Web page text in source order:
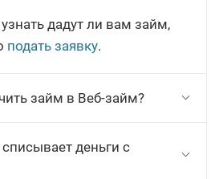
дадут ли вам займ,
подать заявку.
займ в Веб-займ?
деньги с